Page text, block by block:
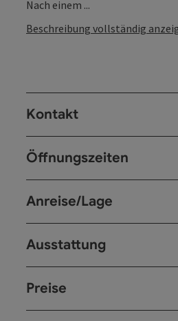
Nach einem ...
Beschreibung vollständig
Kontakt
Öffnungszeiten
Anreise/Lage
Ausstattung
Preise